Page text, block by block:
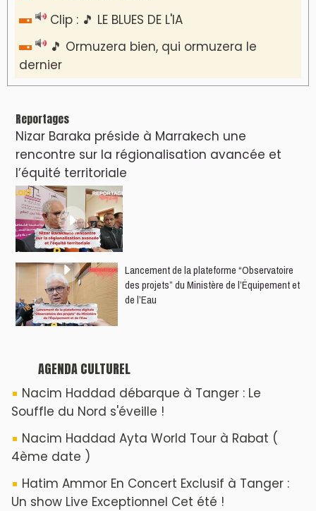
AGENDA CULTUREL
Nacim Haddad débarque à Tanger : Le
Nacim Haddad Ayta World Tour à Rabat (
4ème date )
Hatim Ammor En Concert Exclusif à Tanger :
Un show Live Exceptionnel Cet été !
YASSAR présente son nouveau spectacle
"LAMHAYAB" à Rabat
ROSE ROYAL à Rabat